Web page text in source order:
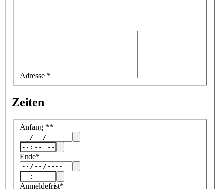
Adresse *
Zeiten
Anfang **
Ende*
Anmeldefrist*